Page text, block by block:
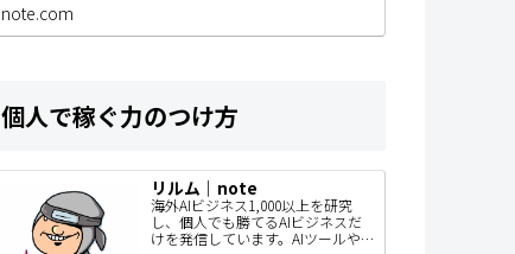
見てもらいたい。 きっとあなたの
note.com
個人で稼ぐ力のつけ方
リルム｜note
海外AIビジネス1,000以上を研究
し、個人でも勝てるAIビジネスだ
けを発信しています。AIツールや